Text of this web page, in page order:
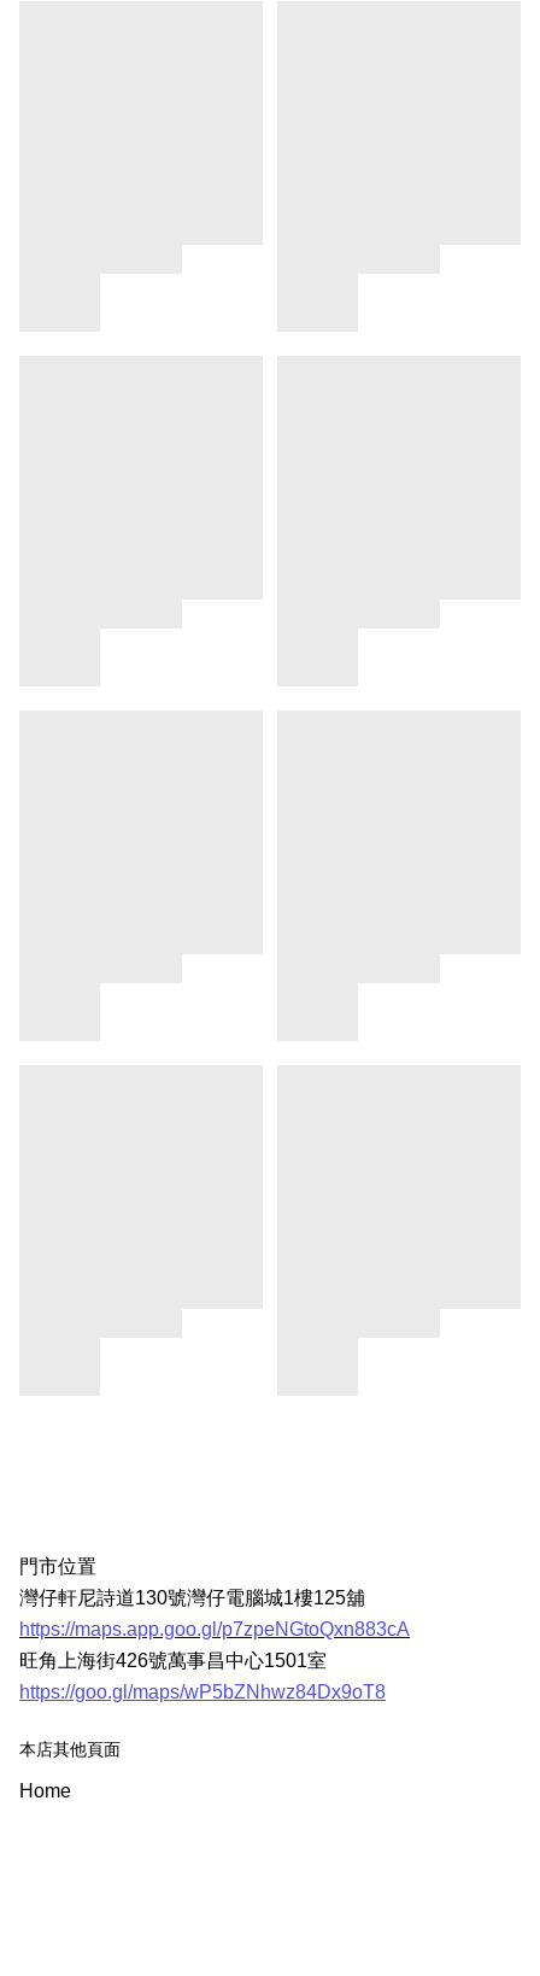
門市位置
灣仔軒尼詩道130號灣仔電腦城1樓125舖
https://maps.app.goo.gl/p7zpeNGtoQxn883cA
旺角上海街426號萬事昌中心1501室
https://goo.gl/maps/wP5bZNhwz84Dx9oT8
本店其他頁面
Home